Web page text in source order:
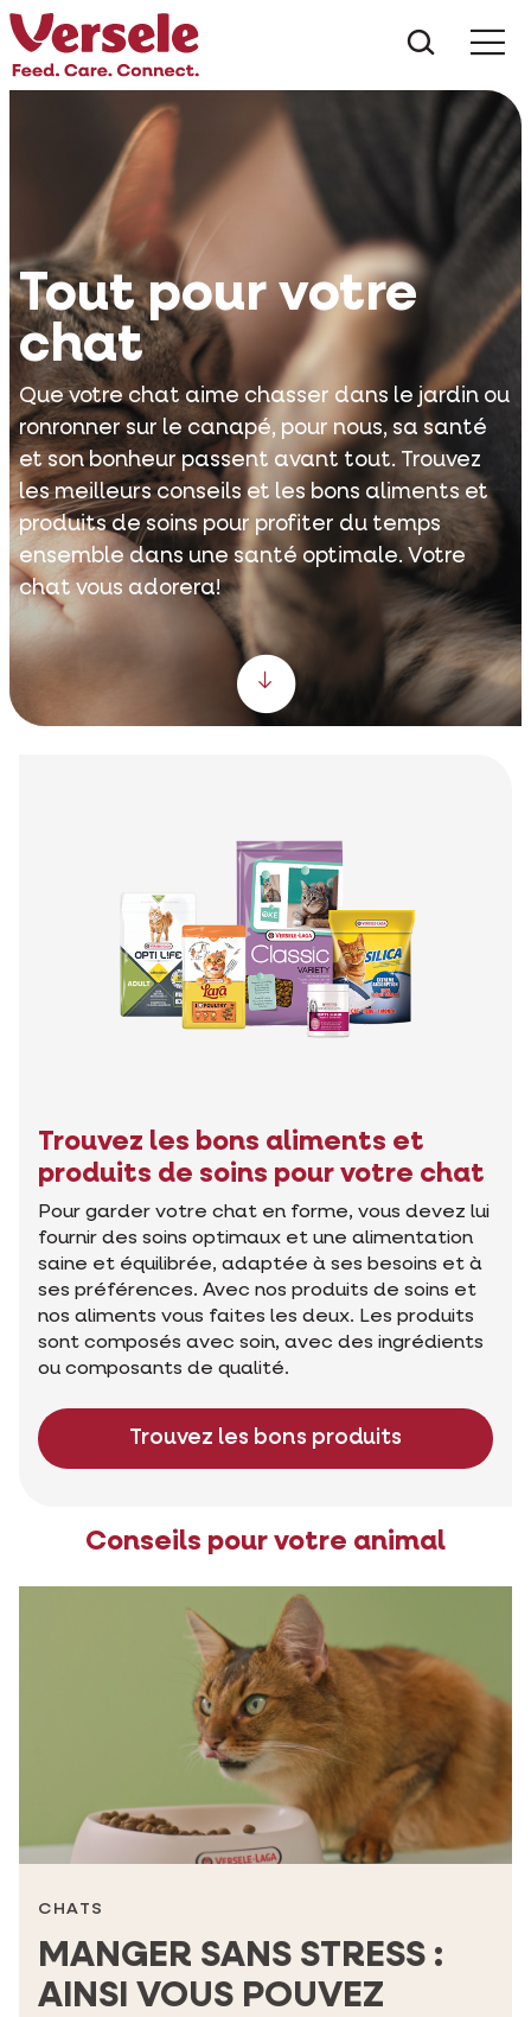
Tout pour votre
chat
Que votre chat aime chasser dans le jardin ou
ronronner sur le canapé, pour nous, sa santé
et son bonheur passent avant tout. Trouvez
les meilleurs conseils et les bons aliments et
produits de soins pour profiter du temps
ensemble dans une santé optimale. Votre
chat vous adorera!
Scroll down
Trouvez les bons aliments et
produits de soins pour votre chat
Pour garder votre chat en forme, vous devez lui
fournir des soins optimaux et une alimentation
saine et équilibrée, adaptée à ses besoins et à
ses préférences. Avec nos produits de soins et
nos aliments vous faites les deux. Les produits
sont composés avec soin, avec des ingrédients
ou composants de qualité.
Trouvez les bons produits
Conseils pour votre animal
CHATS
MANGER SANS STRESS :
AINSI VOUS POUVEZ